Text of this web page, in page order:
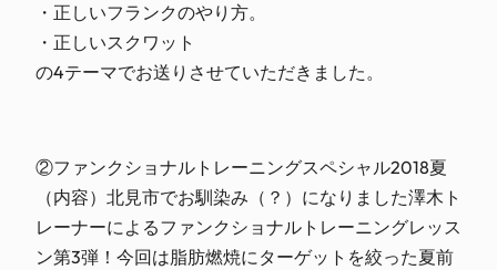
・正しいフランクのやり方。
・正しいスクワット
の4テーマでお送りさせていただきました。
②ファンクショナルトレーニングスペシャル2018夏
（内容）北見市でお馴染み（？）になりました澤木ト
レーナーによるファンクショナルトレーニングレッス
ン第3弾！今回は脂肪燃焼にターゲットを絞った夏前